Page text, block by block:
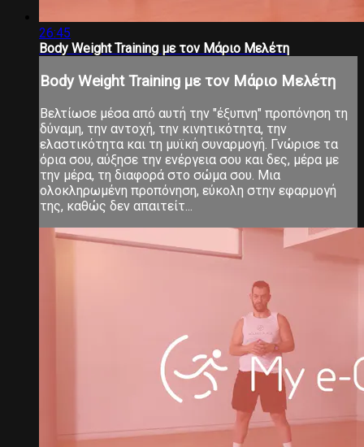
26:45
Body Weight Training με τον Μάριο Μελέτη
Body Weight Training με τον Μάριο Μελέτη
Βελτίωσε μέσα από αυτή την "έξυπνη" προπόνηση τη
δύναμη, την αντοχή, την κινητικότητα, την
ελαστικότητα και τη μυϊκή συναρμογή. Γνώρισε τα
όρια σου, αύξησε την ενέργεια σου και δες, μέρα με
την μέρα, τη διαφορά στο σώμα σου. Μια
ολοκληρωμένη προπόνηση, εύκολη στην εφαρμογή
της, καθώς δεν απαιτείτ...